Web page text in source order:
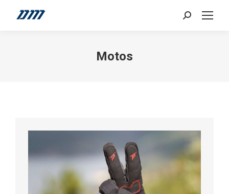
Search:
Motos